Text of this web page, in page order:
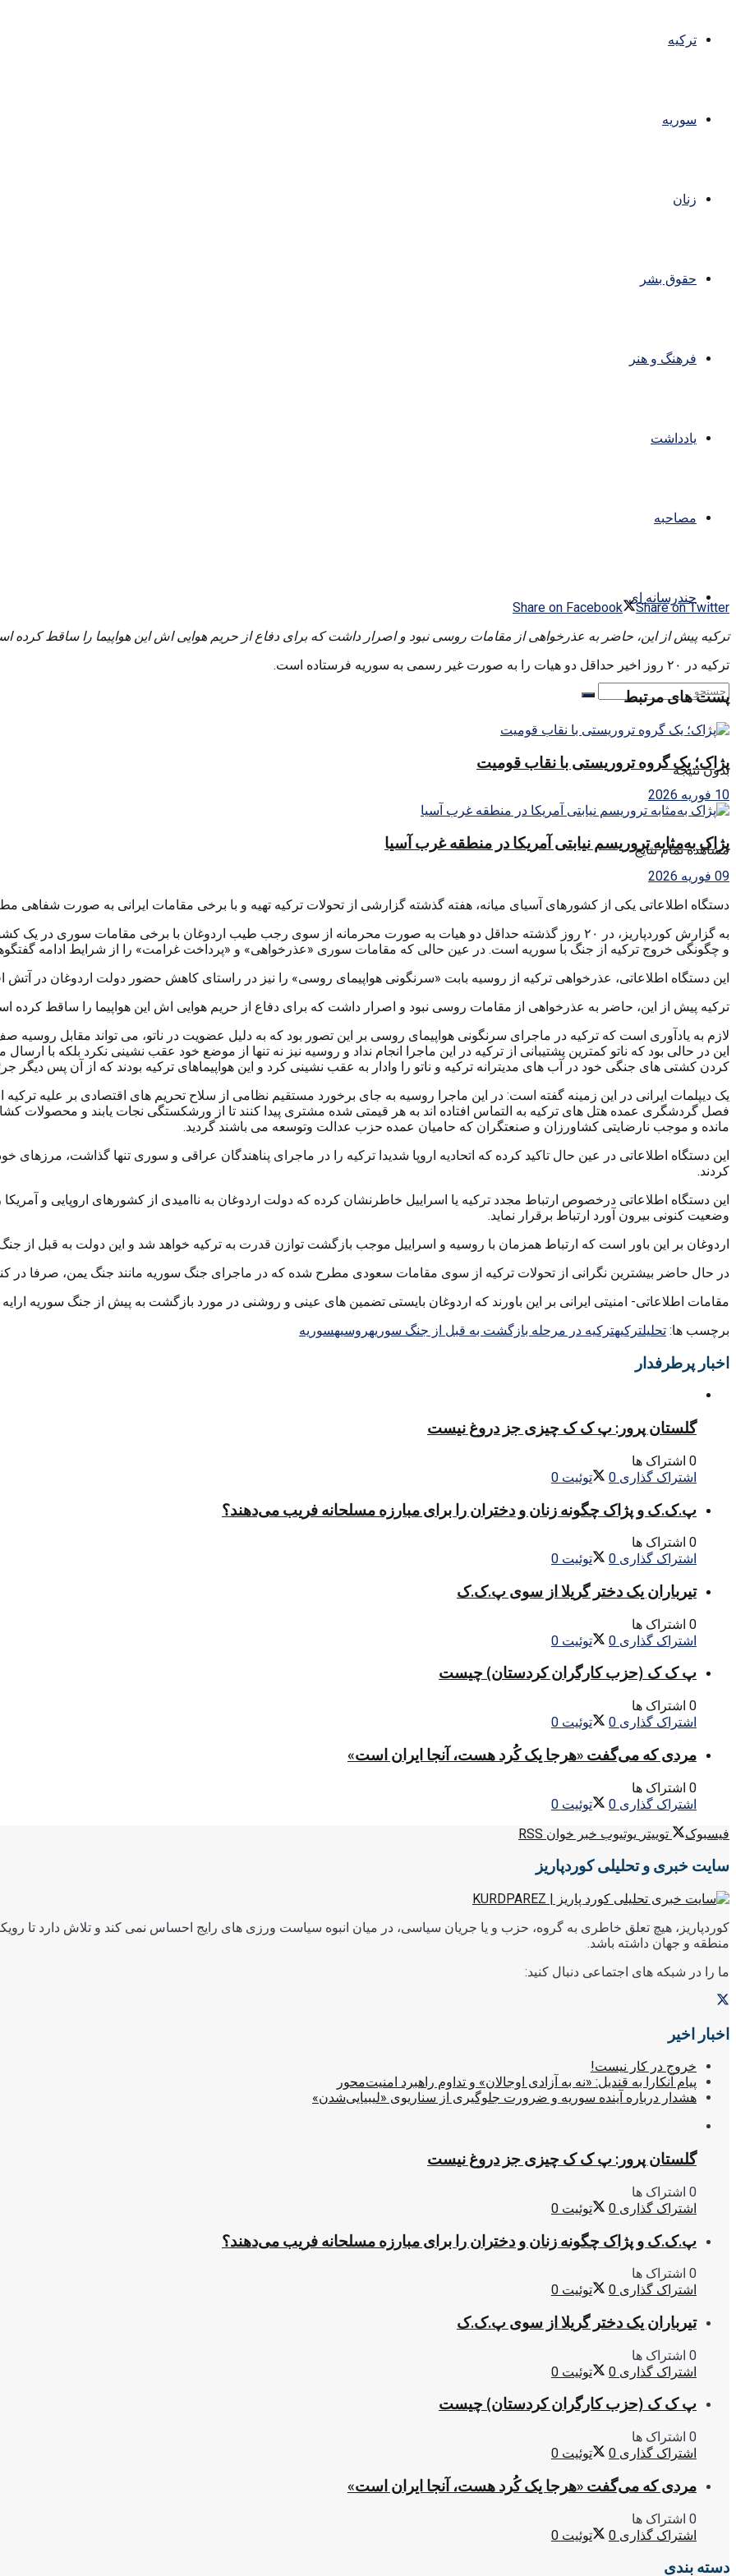
ترکیه
سوریه
زنان
حقوق بشر
فرهنگ و هنر
یادداشت
مصاحبه
چندرسانه ای
بدون نتیجه
مشاهده تمام نتایج
Share on Facebook
Share on Twitter
ترکیه پیش از این، حاضر به عذرخواهی از مقامات روسی نبود و اصرار داشت که برای دفاع از حریم هوایی اش این هواپیما را ساقط کرده
ترکیه در ۲۰ روز اخیر حداقل دو هیات را به صورت غیر رسمی به سوریه فرستاده است.
پست های مرتبط
پژاک؛ یک گروه تروریستی با نقاب قومیت
10 فوریه 2026
پژاک به‌مثابه تروریسم نیابتی آمریکا در منطقه غرب آسیا
09 فوریه 2026
دستگاه اطلاعاتی یکی از کشورهای آسیای میانه، هفته گذشته گزارشی از تحولات ترکیه تهیه و با برخی مقامات ایرانی به صورت شفاهی
به گزارش کوردپاریز، در ۲۰ روز گذشته حداقل دو هیات به صورت محرمانه از سوی رجب طیب اردوغان با برخی مقامات سوری
و چگونگی خروج ترکیه از جنگ با سوریه است. در عین حالی که مقامات سوری «عذرخواهی» و «پرداخت غرامت» را از شرایط ادامه
این دستگاه اطلاعاتی، عذرخواهی ترکیه از روسیه بابت «سرنگونی هواپیمای روسی» را نیز در راستای کاهش حضور دولت اردوغان در
ترکیه پیش از این، حاضر به عذرخواهی از مقامات روسی نبود و اصرار داشت که برای دفاع از حریم هوایی اش این هواپیما را ساقط کرده
لازم به یادآوری است که ترکیه در ماجرای سرنگونی هواپیمای روسی بر این تصور بود که به دلیل عضویت در ناتو، می تواند مقابل
کردن کشتی های جنگی خود در آب های مدیترانه ترکیه و ناتو را وادار به عقب نشینی کرد و این هواپیماهای ترکیه بودند که از آن پس دیگر
یک دیپلمات ایرانی در این زمینه گفته است: در این ماجرا روسیه به جای برخورد مستقیم نظامی از سلاح تحریم های اقتصادی بر علیه
فصل گردشگری عمده هتل های ترکیه به التماس افتاده اند به هر قیمتی شده مشتری پیدا کنند تا از ورشکستگی نجات یابند و محصولات
مانده و موجب نارضایتی کشاورزان و صنعتگران که حامیان عمده حزب عدالت وتوسعه می باشند گردید.
این دستگاه اطلاعاتی در عین حال تاکید کرده که اتحادیه اروپا شدیدا ترکیه را در ماجرای پناهندگان عراقی و سوری تنها گذاشت، مرزهای
کردند.
این دستگاه اطلاعاتی درخصوص ارتباط مجدد ترکیه یا اسراییل خاطرنشان کرده که دولت اردوغان به ناامیدی از کشورهای اروپایی و
وضعیت کنونی بیرون آورد ارتباط برقرار نماید.
اردوغان بر این باور است که ارتباط همزمان با روسیه و اسراییل موجب بازگشت توازن قدرت به ترکیه خواهد شد و این دولت به قبل از
در حال حاضر بیشترین نگرانی از تحولات ترکیه از سوی مقامات سعودی مطرح شده که در ماجرای جنگ سوریه مانند جنگ یمن، صرفا در کنار
مقامات اطلاعاتی- امنیتی ایرانی بر این باورند که اردوغان بایستی تضمین های عینی و روشنی در مورد بازگشت به پیش از جنگ سوریه ارایه
برچسب ها: تحليلترکیهترکیه در مرحله بازگشت به قبل از جنگ سوریهروسیهسوریه
اخبار پرطرفدار
گلستان پرور: پ ک ک چیزی جز دروغ نیست
0 اشتراک ها
اشتراک گذاری 0 توئیت 0
پ.ک.ک و پژاک چگونه زنان و دختران را برای مبارزه مسلحانه فریب می‌دهند؟
0 اشتراک ها
اشتراک گذاری 0 توئیت 0
تیرباران یک دختر گریلا از سوی پ.ک.ک
0 اشتراک ها
اشتراک گذاری 0 توئیت 0
پ ک ک (حزب کارگران کردستان) چیست
0 اشتراک ها
اشتراک گذاری 0 توئیت 0
مردی که می‌گفت «هرجا یک کُرد هست، آنجا ایران است»
0 اشتراک ها
اشتراک گذاری 0 توئیت 0
فیسبوک
توییتر یوتیوب خبر خوان RSS
سایت خبری و تحلیلی کوردپاریز
کوردپاریز، هیچ تعلق خاطری به گروه، حزب و یا جریان سیاسی، در میان انبوه سیاست ورزی های رایج احساس نمی کند و تلاش دارد تا
منطقه و جهان داشته باشد.
ما را در شبکه های اجتماعی دنبال کنید:
اخبار اخیر
خروج در کار نیست!
پیام آنکارا به قندیل: «نه به آزادی اوجالان» و تداوم راهبرد امنیت‌محور
هشدار درباره آینده سوریه و ضرورت جلوگیری از سناریوی «لیبیایی‌شدن»
گلستان پرور: پ ک ک چیزی جز دروغ نیست
0 اشتراک ها
اشتراک گذاری 0 توئیت 0
پ.ک.ک و پژاک چگونه زنان و دختران را برای مبارزه مسلحانه فریب می‌دهند؟
0 اشتراک ها
اشتراک گذاری 0 توئیت 0
تیرباران یک دختر گریلا از سوی پ.ک.ک
0 اشتراک ها
اشتراک گذاری 0 توئیت 0
پ ک ک (حزب کارگران کردستان) چیست
0 اشتراک ها
اشتراک گذاری 0 توئیت 0
مردی که می‌گفت «هرجا یک کُرد هست، آنجا ایران است»
0 اشتراک ها
اشتراک گذاری 0 توئیت 0
دسته بندی